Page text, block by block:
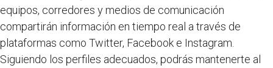
equipos, corredores y medios de comunicación
compartirán información en tiempo real a través de
plataformas como Twitter, Facebook e Instagram.
Siguiendo los perfiles adecuados, podrás mantenerte al